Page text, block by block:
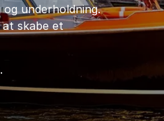
underholdning.
skabe et